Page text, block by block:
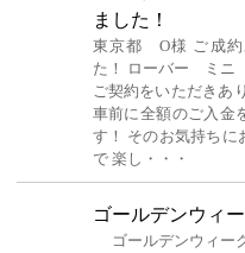
ました！
東京都 O様 ご成約
た！ ローバー ミニ
ご契約をいただきあ
車前に全額のご入金
す！ そのお気持ちに
で 楽し・・・
ゴールデンウィ
ゴールデンウィー